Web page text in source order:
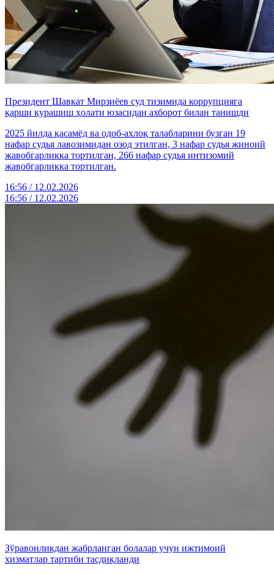
Президент Шавкат Мирзиёев суд тизимида коррупцияга
қарши курашиш ҳолати юзасидан ахборот билан танишди
2025 йилда қасамёд ва одоб-ахлоқ талабларини бузган 19
нафар судья лавозимидан озод этилган, 3 нафар судья жиноий
жавобгарликка тортилган, 266 нафар судья интизомий
жавобгарликка тортилган.
16:56 / 12.02.2026
16:56 / 12.02.2026
Зўравонликдан жабрланган болалар учун ижтимоий
хизматлар тартиби тасдиқланди